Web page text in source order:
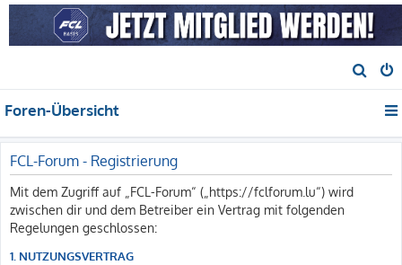
u
h
Foren-Übersicht
FCL-Forum - Registrierung
Mit dem Zugriff auf „FCL-Forum“ („https://fclforum.lu“) wird
zwischen dir und dem Betreiber ein Vertrag mit folgenden
Regelungen geschlossen:
1. NUTZUNGSVERTRAG